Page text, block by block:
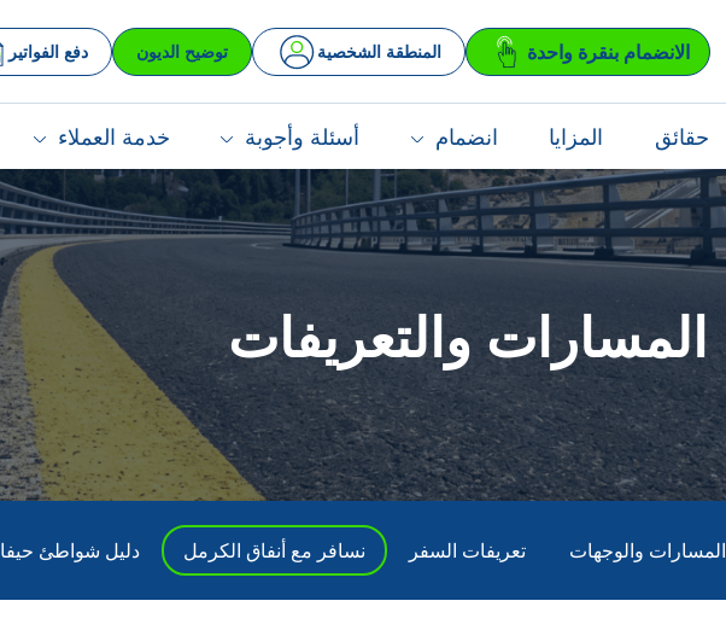
الانضمام بنقرة واحدة المنطقة الشخصية توضيح الديون دفع الفواتير
حقائق المزايا انضمام أسئلة وأجوبة خدمة العملاء
المسارات والتعريفات
المسارات والوجهات تعريفات السفر نسافر مع أنفاق الكرمل دليل شواطئ حيفا